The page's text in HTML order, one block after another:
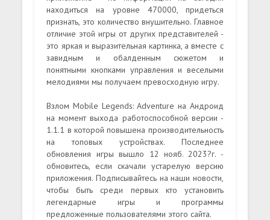
находиться на уровне 470000, придеться
признать, это количество внушительно. Главное
отличие этой игры от других представителей -
это яркая и выразительная картинка, а вместе с
завидным и обалденным сюжетом и
понятными кнопками управления и веселыми
мелодиями мы получаем превосходную игру.
Взлом Mobile Legends: Adventure на Андроид
на момент выхода работоспособной версии -
1.1.1 в которой повышена производительность
на топовых устройствах. Последнее
обновления игры вышло 12 нояб. 2023?г. -
обновитесь, если скачали устарелую версию
приложения. Подписывайтесь на наши новости,
чтобы быть среди первых кто установить
легендарные игры и программы
предложенные пользователями этого сайта.